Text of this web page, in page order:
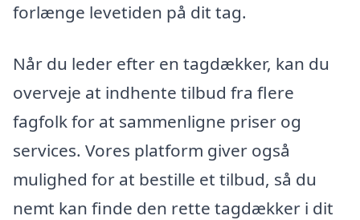
forlænge levetiden på dit tag.
Når du leder efter en tagdækker, kan du
overveje at indhente tilbud fra flere
fagfolk for at sammenligne priser og
services. Vores platform giver også
mulighed for at bestille et tilbud, så du
nemt kan finde den rette tagdækker i dit